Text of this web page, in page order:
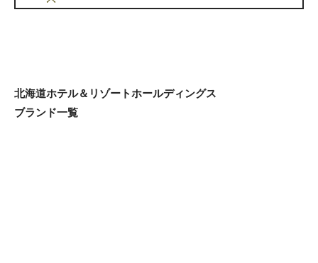
北海道ホテル＆リゾートホールディングス
ブランド一覧